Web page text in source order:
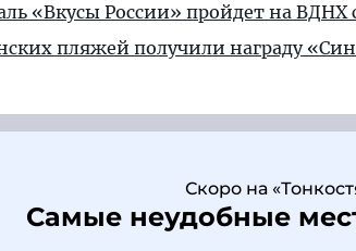
«Вкусы России» пройдет на ВДНХ с
пляжей получили награду
Скоро на
Самые неудобные